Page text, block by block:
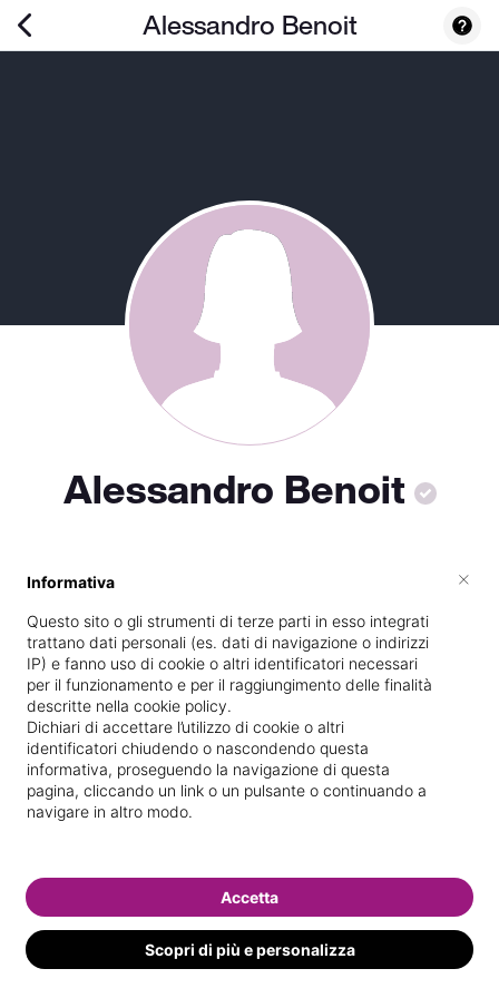
Alessandro Benoit
Alessandro Benoit
Specializzata inTrattamenti corpo
Vedi le informazioni di Alessandro
Informativa
Questo sito o gli strumenti di terze parti in esso integrati
trattano dati personali (es. dati di navigazione o indirizzi
IP) e fanno uso di cookie o altri identificatori necessari
per il funzionamento e per il raggiungimento delle finalità
descritte nella cookie policy.
Dichiari di accettare l’utilizzo di cookie o altri
identificatori chiudendo o nascondendo questa
informativa, proseguendo la navigazione di questa
pagina, cliccando un link o un pulsante o continuando a
navigare in altro modo.
Scopri di più e personalizza
Accetta
×